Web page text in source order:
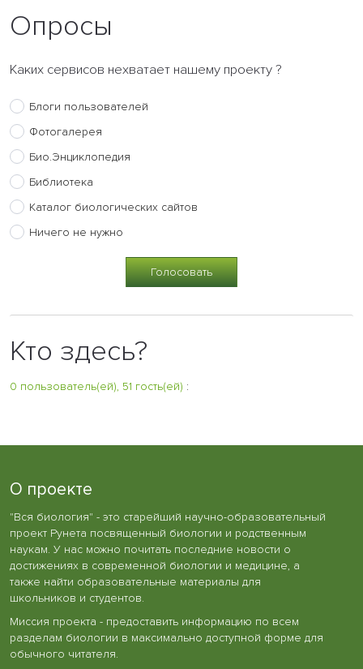
Опросы
Каких сервисов нехватает нашему проекту ?
Блоги пользователей
Фотогалерея
Био.Энциклопедия
Библиотека
Каталог биологических сайтов
Ничего не нужно
Кто здесь?
0 пользователь(ей), 51 гость(ей) :
О проекте
"Вся биология" - это старейший научно-образовательный
проект Рунета посвященный биологии и родственным
наукам. У нас можно почитать последние новости о
достижениях в современной биологии и медицине, а
также найти образовательные материалы для
школьников и студентов.
Миссия проекта - предоставить информацию по всем
разделам биологии в максимально доступной форме для
обычного читателя.